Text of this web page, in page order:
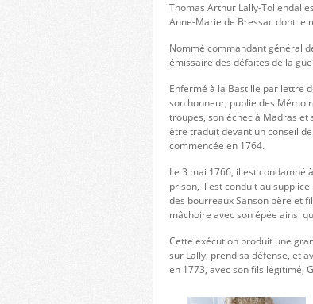
Thomas Arthur Lally-Tollendal
Anne-Marie de Bressac dont le
Nommé commandant général
émissaire des défaites de la
Enfermé à la Bastille par lettre
son honneur, publie des
troupes, son échec à Madras
être traduit devant un conseil
commencée en 1764.
Le 3 mai 1766, il est condamné
prison, il est conduit au
des bourreaux Sanson père et
mâchoire avec son épée ainsi
Cette exécution produit une
sur Lally, prend sa défense, et
en 1773, avec son fils légitimé,